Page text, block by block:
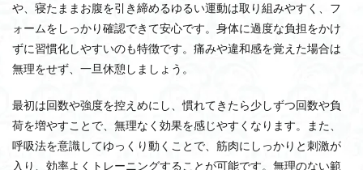
や、寝たままお腹を引き締めるゆるい運動は取り組みやすく、フ
ォームをしっかり確認できて安心です。身体に過度な負担をかけ
ずに習慣化しやすいのも特徴です。痛みや違和感を覚えた場合は
無理をせず、一旦休憩しましょう。
最初は回数や強度を控えめにし、慣れてきたら少しずつ回数や負
荷を増やすことで、無理なく効果を感じやすくなります。また、
呼吸法を意識してゆっくり動くことで、筋肉にしっかりと刺激が
入り、効率よくトレーニングすることが可能です。無理のない範